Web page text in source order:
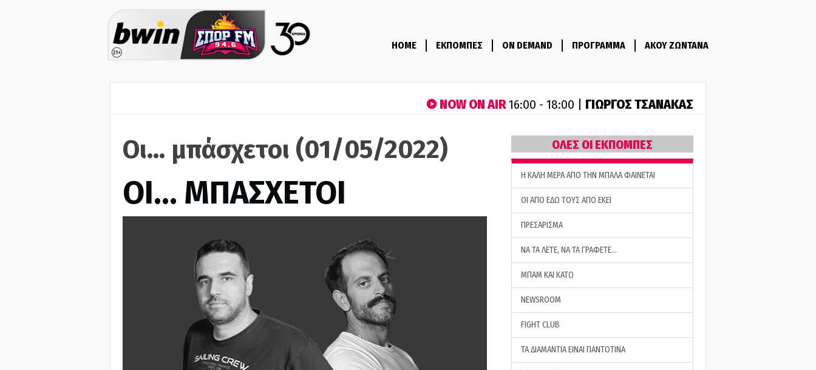
HOME ΕΚΠΟΜΠΕΣ ON DEMAND ΠΡΟΓΡΑΜΜΑ ΑΚΟΥ ΖΩΝΤΑΝΑ
NOW ON AIR16:00 - 18:00 | ΓΙΩΡΓΟΣ ΤΣΑΝΑΚΑΣ
Οι... μπάσχετοι (01/05/2022)
ΟΙ… ΜΠΑΣΧΕΤΟΙ
ΟΛΕΣ ΟΙ ΕΚΠΟΜΠΕΣ
H ΚΑΛΗ ΜΕΡΑ ΑΠΟ ΤΗΝ ΜΠΑΛΑ ΦΑΙΝΕΤΑΙ
ΟΙ ΑΠΟ ΕΔΩ ΤΟΥΣ ΑΠΟ ΕΚΕΙ
ΠΡΕΣΑΡΙΣΜΑ
ΝΑ ΤΑ ΛΕΤΕ, ΝΑ ΤΑ ΓΡΑΦΕΤΕ…
ΜΠΑΜ ΚΑΙ ΚΑΤΩ
NEWSROOM
FIGHT CLUB
ΤΑ ΔΙΑΜΑΝΤΙΑ ΕΙΝΑΙ ΠΑΝΤΟΤΙΝΑ